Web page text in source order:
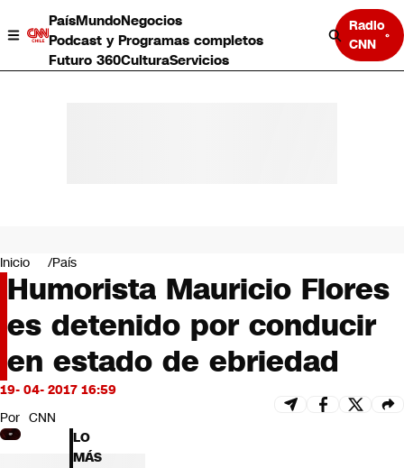
PaísMundoNegocios
Podcast y Programas completos
Futuro 360CulturaServicios
Radio
CNN
Negocios
Deportes
Programas completos
Cultura
Servicios
Bits
CNN tiempo
Futuro 360
Opinión
Inicio País
Humorista Mauricio Flores
es detenido por conducir
en estado de ebriedad
19- 04- 2017 16:59
Por CNN
LO
MÁS